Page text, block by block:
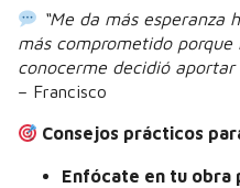
“Me da más
más comprometido
conocerme decidió
– Francisco
Consejos prácticos
Enfócate en tu obra